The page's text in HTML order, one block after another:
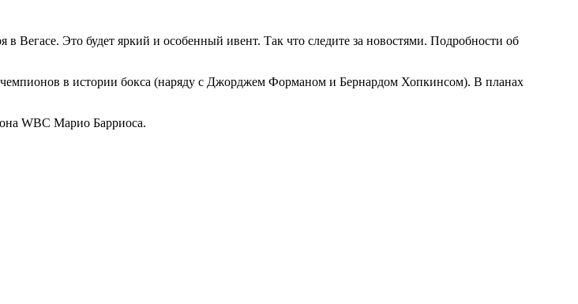
Вегасе. Это будет яркий и особенный ивент. Так что следите за новостями. Подробности об
в истории бокса (наряду с Джорджем Форманом и Бернардом Хопкинсом). В планах
WBC Марио Барриоса.